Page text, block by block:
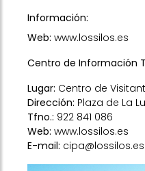
Información:
Web: www.lossilos.es
Centro de Información
Lugar: Centro de
Dirección: Plaza de La
Tfno.: 922 841 086
Web: www.lossilos.es
E-mail: cipa@lossilos.es